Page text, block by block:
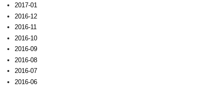
2017-01
2016-12
2016-11
2016-10
2016-09
2016-08
2016-07
2016-06